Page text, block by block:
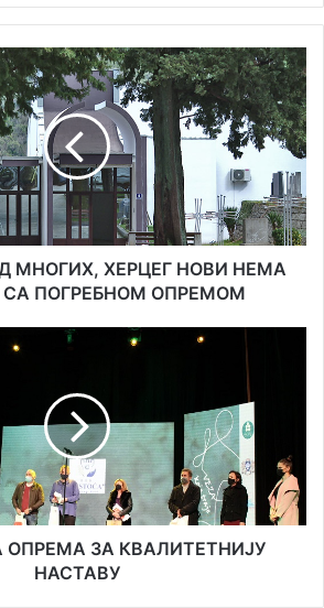
МНОГИХ, ХЕРЦЕГ НОВИ НЕМА
ПОГРЕБНОМ ОПРЕМОМ
ОПРЕМА ЗА КВАЛИТЕТНИЈУ
НАСТАВУ